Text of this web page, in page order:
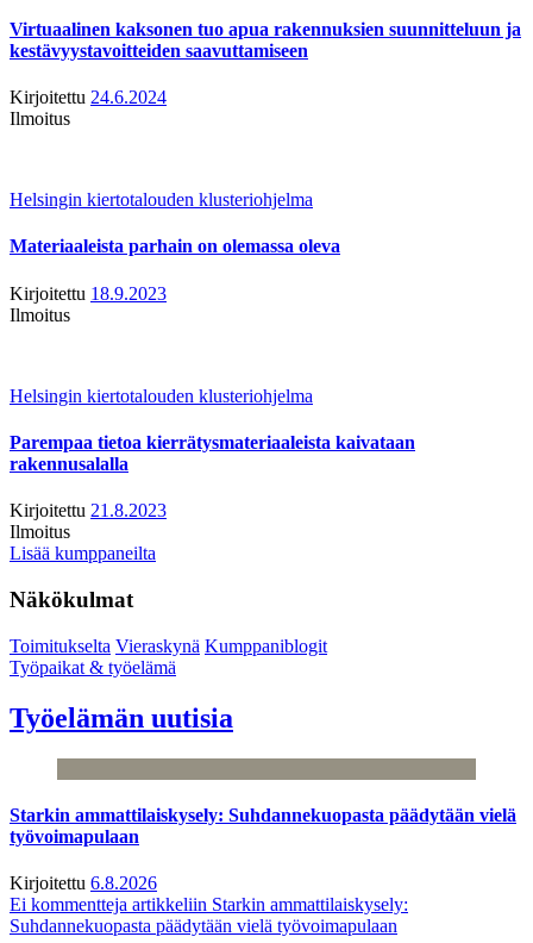
Virtuaalinen kaksonen tuo apua rakennuksien suunnitteluun ja
kestävyystavoitteiden saavuttamiseen
Kirjoitettu 24.6.2024
Ilmoitus
Helsingin kiertotalouden klusteriohjelma
Materiaaleista parhain on olemassa oleva
Kirjoitettu 18.9.2023
Ilmoitus
Helsingin kiertotalouden klusteriohjelma
Parempaa tietoa kierrätysmateriaaleista kaivataan
rakennusalalla
Kirjoitettu 21.8.2023
Ilmoitus
Lisää kumppaneilta
Näkökulmat
Toimitukselta Vieraskynä Kumppaniblogit
Työpaikat & työelämä
Työelämän uutisia
Starkin ammattilaiskysely: Suhdannekuopasta päädytään vielä
työvoimapulaan
Kirjoitettu 6.8.2026
Ei kommentteja artikkeliin Starkin ammattilaiskysely:
Suhdannekuopasta päädytään vielä työvoimapulaan